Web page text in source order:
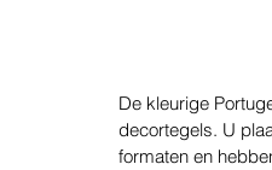
De kleurige
decortegels. U
formaten en